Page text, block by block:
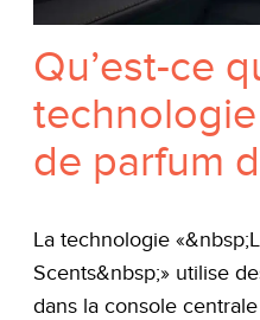
Qu’est-ce
de parfum
La technologie
Scents&nbsp;» utilise
dans la console